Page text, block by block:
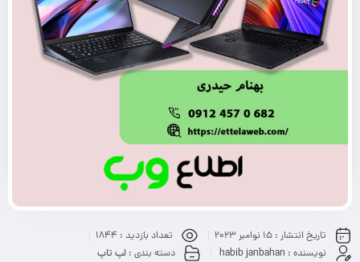
تاریخ انتشار : 15 نوامبر 2023 تعداد بازدید : 1844
نویسنده : habib janbahan دسته بندی : لپ تاپ